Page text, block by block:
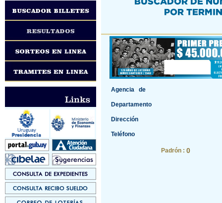
Agencia de
Departamento
Dirección
Teléfono
Padrón : 0